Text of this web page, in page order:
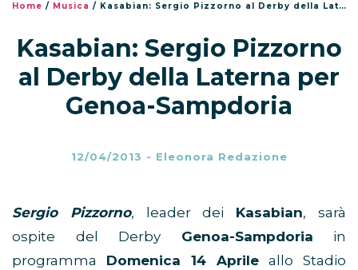
Home / Musica / Kasabian: Sergio Pizzorno al Derby della Laterna per Genoa-Sampdoria
Kasabian: Sergio Pizzorno
al Derby della Laterna per
Genoa-Sampdoria
12/04/2013 - Eleonora Redazione
Sergio Pizzorno, leader dei Kasabian, sarà
ospite del Derby Genoa-Sampdoria in
programma Domenica 14 Aprile allo Stadio